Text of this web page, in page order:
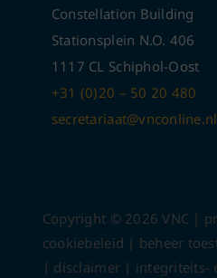
Constellation Building
Stationsplein N.O. 406
1117 CL Schiphol-Oost
+31 (0)20 – 50 20 480
secretariaat@vnconline.nl
Copyright © 2026VNC |
cookiebeleid | beheer
| disclaimer | integriteits-